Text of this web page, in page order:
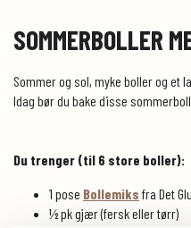
SOMMERBOLLER
Sommer og sol, myke boller og
Idag bør du bake disse
Du trenger (til 6 store boller):
1 pose Bollemiks fra Det
½ pk gjær (fersk eller tørr)